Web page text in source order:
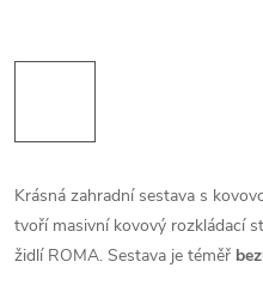
Krásná zahradní sestava s
tvoří masivní kovový rozkládací
židlí ROMA. Sestava je téměř